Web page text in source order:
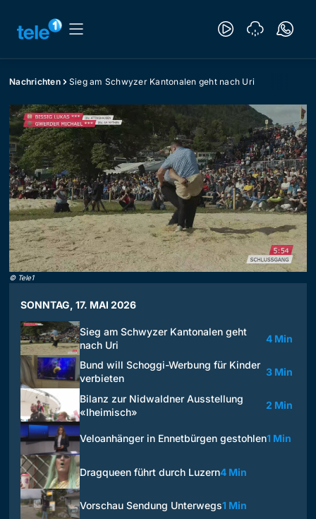
Nachrichten Sieg am Schwyzer Kantonalen geht nach Uri
© Tele1
SONNTAG, 17. MAI 2026
Sieg am Schwyzer Kantonalen geht
nach Uri
4 Min
Bund will Schoggi-Werbung für Kinder
verbieten
3 Min
Bilanz zur Nidwaldner Ausstellung
«Iheimisch»
2 Min
Veloanhänger in Ennetbürgen gestohlen1 Min
Dragqueen führt durch Luzern4 Min
Vorschau Sendung Unterwegs1 Min